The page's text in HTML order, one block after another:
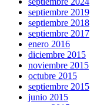
septiembre 2019
septiembre 2018
septiembre 2017
enero 2016
diciembre 2015
noviembre 2015
octubre 2015
septiembre 2015
junio 2015